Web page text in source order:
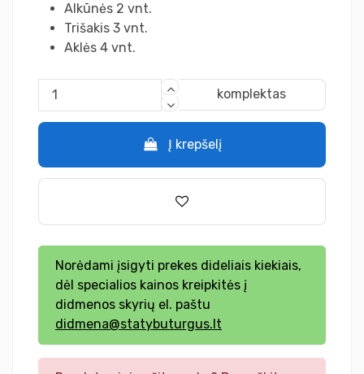
Alkūnės 2 vnt.
Trišakis 3 vnt.
Aklės 4 vnt.
komplektas
Į krepšelį
Norėdami įsigyti prekes dideliais kiekiais,
dėl specialios kainos kreipkitės į
didmenos skyrių el. paštu
didmena@statybuturgus.lt